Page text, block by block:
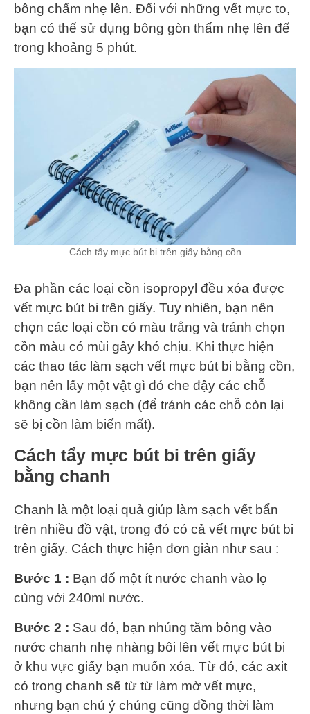
bông chấm nhẹ lên. Đối với những vết mực to,
bạn có thể sử dụng bông gòn thấm nhẹ lên để
trong khoảng 5 phút.
Cách tẩy mực bút bi trên giấy bằng cồn
Đa phần các loại cồn isopropyl đều xóa được
vết mực bút bi trên giấy. Tuy nhiên, bạn nên
chọn các loại cồn có màu trắng và tránh chọn
cồn màu có mùi gây khó chịu. Khi thực hiện
các thao tác làm sạch vết mực bút bi bằng cồn,
bạn nên lấy một vật gì đó che đậy các chỗ
không cần làm sạch (để tránh các chỗ còn lại
sẽ bị cồn làm biến mất).
Cách tẩy mực bút bi trên giấy
bằng chanh
Chanh là một loại quả giúp làm sạch vết bẩn
trên nhiều đồ vật, trong đó có cả vết mực bút bi
trên giấy. Cách thực hiện đơn giản như sau :
Bước 1 : Bạn đổ một ít nước chanh vào lọ
cùng với 240ml nước.
Bước 2 : Sau đó, bạn nhúng tăm bông vào
nước chanh nhẹ nhàng bôi lên vết mực bút bi
ở khu vực giấy bạn muốn xóa. Từ đó, các axit
có trong chanh sẽ từ từ làm mờ vết mực,
nhưng bạn chú ý chúng cũng đồng thời làm